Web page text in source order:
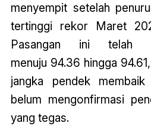
menyempit setelah
tertinggi rekor Maret
Pasangan ini telah
menuju 94.36 hingga
jangka pendek
belum mengonfirmasi
yang tegas.